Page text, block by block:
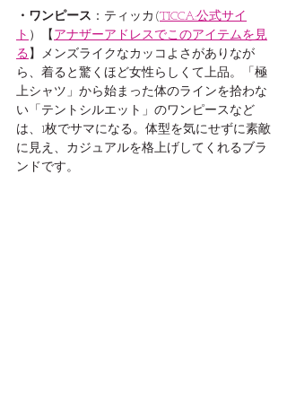
・ワンピース ：ティッカ(TICCA:公式サイ
ト ）【 アナザーアドレスでこのアイテムを見
る 】メンズライクなカッコよさがありなが
ら、着ると驚くほど女性らしくて上品。「極
上シャツ」から始まった体のラインを拾わな
い「テントシルエット」のワンピースなど
は、1枚でサマになる。体型を気にせずに素敵
に見え、カジュアルを格上げしてくれるブラ
ンドです。